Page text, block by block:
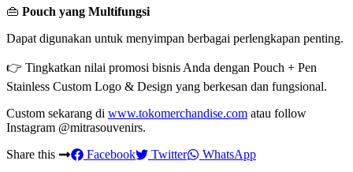
👜 Pouch yang Multifungsi
Dapat digunakan untuk menyimpan berbagai perlengkapan penting.
👉 Tingkatkan nilai promosi bisnis Anda dengan Pouch + Pen
Stainless Custom Logo & Design yang berkesan dan fungsional.
Custom sekarang di www.tokomerchandise.com atau follow
Instagram @mitrasouvenirs.
Share this
Facebook Twitter WhatsApp